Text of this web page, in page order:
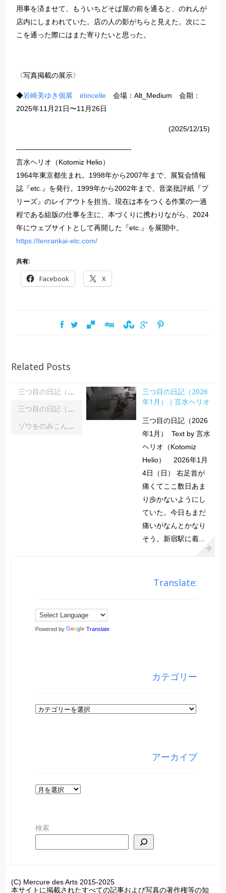
用事を済ませて、もういちどそば屋の前を通ると、のれんが
店内にしまわれていた。店の人の影がちらと見えた。次にこ
こを通った際にはまた寄りたいと思った。
〈写真掲載の展示〉
◆岩崎美ゆき個展 étincelle会場：Alt_Medium 会期：
2025年11月21日〜11月26日
(2025/12/15)
————————————————-
言水ヘリオ（Kotomiz Helio）
1964年東京都生まれ。1998年から2007年まで、展覧会情報
誌『etc.』を発行。1999年から2002年まで、音楽批評紙『ブ
リーズ』のレイアウトを担当。現在は本をつくる作業の一過
程である組版の仕事を主に、本づくりに携わりながら、2024
年にウェブサイトとして再開した『etc.』を展開中。
https://tenrankai-etc.com/
共有:
Facebook X
Related Posts
三つ目の日記（2026
年1月）｜言水ヘリオ
三つ目の日記（2026
年1月） Text by 言水
ヘリオ（Kotomiz
Helio） 2026年1月
4日（日） 右足首が
痛くてここ数日あま
り歩かないようにし
ていた。今日もまだ
痛いがなんとかなり
そう。新宿駅に着...
Translate:
Powered by Translate
カテゴリー
カ
アーカイブ
ア
イ
検索
(C) Mercure des Arts 2015-2025
本サイトに掲載されたすべての記事および写真の著作権等の知